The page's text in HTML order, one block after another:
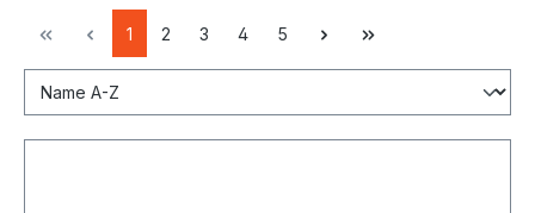
1 2 3 4 5